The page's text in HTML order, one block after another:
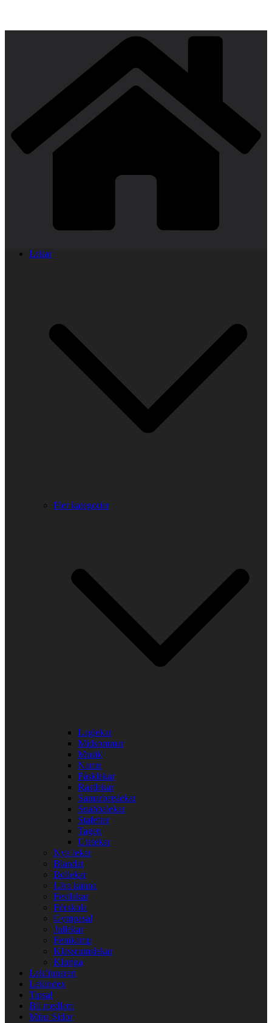
Lekar
Fler kategorier
Laglekar
Midsommar
Musik
Namn
Påsklekar
Rastlekar
Samarbetslekar
Snabbalekar
Stafetter
Tagen
Utelekar
Nya lekar
Blandat
Bollekar
Lära känna
Festlekar
Förskola
Gympasal
Jullekar
Femkamp
Klassrumslekar
Kluriga
Lekfinnaren
Lekindex
Tipsa!
Bli medlem
Mina Sidor